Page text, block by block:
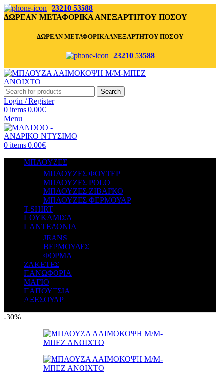
23210 53588
ΔΩΡΕΑΝ ΜΕΤΑΦΟΡΙΚΑ ΑΝΕΞΑΡΤΗΤΟΥ ΠΟΣΟΥ
ΔΩΡΕΑΝ ΜΕΤΑΦΟΡΙΚΑ ΑΝΕΞΑΡΤΗΤΟΥ ΠΟΣΟΥ
23210 53588
Search
Login / Register
0 items 0.00€
Menu
0 items 0.00€
ΜΠΛΟΥΖΕΣ
ΜΠΛΟΥΖΕΣ ΦΟΥΤΕΡ
ΜΠΛΟΥΖΕΣ POLO
ΜΠΛΟΥΖΕΣ ΖΙΒΑΓΚΟ
ΜΠΛΟΥΖΕΣ ΦΕΡΜΟΥΑΡ
T-SHIRT
ΠΟΥΚΑΜΙΣΑ
ΠΑΝΤΕΛΟΝΙΑ
JEANS
ΒΕΡΜΟΥΔΕΣ
ΦΟΡΜΑ
ΖΑΚΕΤΕΣ
ΠΑΝΩΦΟΡΙΑ
ΜΑΓΙΟ
ΠΑΠΟΥΤΣΙΑ
ΑΞΕΣΟΥΑΡ
-30%